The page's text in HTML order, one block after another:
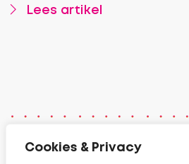
Cookies & Privacy
Lees artikel